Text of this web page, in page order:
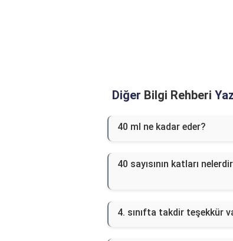
Diğer Bilgi Rehberi
40 ml ne kadar eder?
40 sayısının katları
4. sınıfta takdir teşekkür